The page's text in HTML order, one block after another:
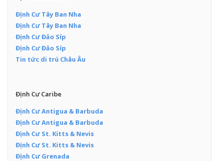
Định Cư Tây Ban Nha
Định Cư Tây Ban Nha
Định Cư Đảo Síp
Định Cư Đảo Síp
Tin tức di trú Châu Âu
Định Cư Caribe
Định Cư Antigua & Barbuda
Định Cư Antigua & Barbuda
Định Cư St. Kitts & Nevis
Định Cư St. Kitts & Nevis
Định Cư Grenada